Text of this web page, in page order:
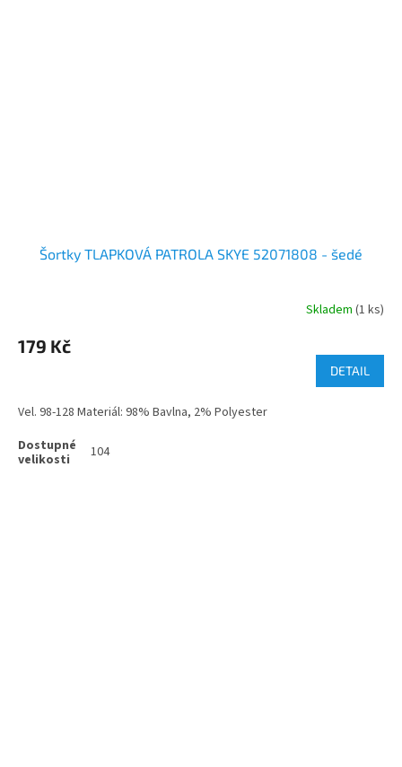
Šortky TLAPKOVÁ PATROLA SKYE 52071808 - šedé
Skladem (1 ks)
179 Kč
DETAIL
Vel. 98-128 Materiál: 98% Bavlna, 2% Polyester
104